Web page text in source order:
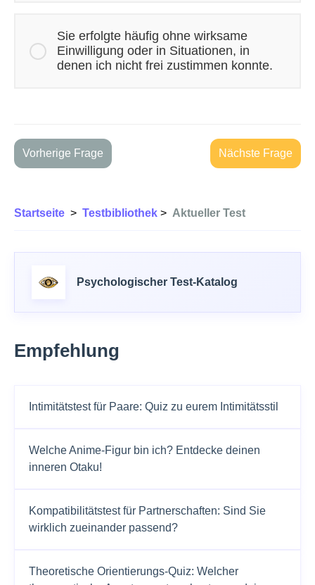
Sie erfolgte häufig ohne wirksame
Einwilligung oder in Situationen, in
denen ich nicht frei zustimmen konnte.
Vorherige Frage Nächste Frage
Startseite > Testbibliothek > Aktueller Test
Psychologischer Test-Katalog
Empfehlung
Intimitätstest für Paare: Quiz zu eurem Intimitätsstil
Welche Anime-Figur bin ich? Entdecke deinen
inneren Otaku!
Kompatibilitätstest für Partnerschaften: Sind Sie
wirklich zueinander passend?
Theoretische Orientierungs-Quiz: Welcher